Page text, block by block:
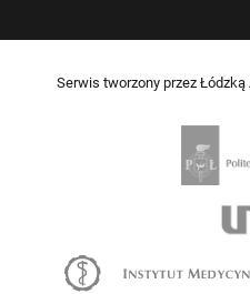
Serwis tworzony przez